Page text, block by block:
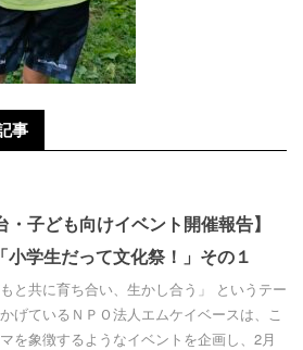
事
・子ども向けイベント開催報告】
小学生だって文化祭！」その１
もと共に育ち合い、生かし合う」 というテー
げているＮＰＯ法人エムケイベースは、こ
を象徴するようなイベントを企画し、2月